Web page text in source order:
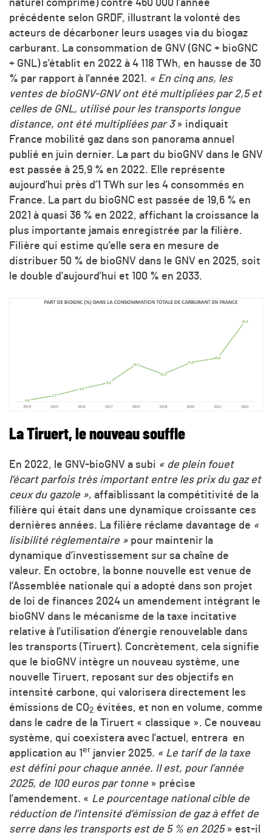
naturel comprimé) contre 460 000 l’année
précédente selon GRDF, illustrant la volonté des
acteurs de décarboner leurs usages via du biogaz
carburant. La consommation de GNV (GNC + bioGNC
+ GNL) s’établit en 2022 à 4 118 TWh, en hausse de 30
% par rapport à l’année 2021. « En cinq ans, les
ventes de bioGNV-GNV ont été multipliées par 2,5 et
celles de GNL, utilisé pour les transports longue
distance, ont été multipliées par 3» indiquait
France mobilité gaz dans son panorama annuel
publié en juin dernier. La part du bioGNV dans le GNV
est passée à 25,9 % en 2022. Elle représente
aujourd’hui près d’1 TWh sur les 4 consommés en
France. La part du bioGNC est passée de 19,6 % en
2021 à quasi 36 % en 2022, affichant la croissance la
plus importante jamais enregistrée par la filière.
Filière qui estime qu’elle sera en mesure de
distribuer 50 % de bioGNV dans le GNV en 2025, soit
le double d’aujourd’hui et 100 % en 2033.
La Tiruert, le nouveau souffle
En 2022, le GNV-bioGNV a subi « de plein fouet
l’écart parfois très important entre les prix du gaz et
ceux du gazole », affaiblissant la compétitivité de la
filière qui était dans une dynamique croissante ces
dernières années. La filière réclame davantage de «
lisibilité réglementaire » pour maintenir la
dynamique d’investissement sur sa chaîne de
valeur. En octobre, la bonne nouvelle est venue de
l’Assemblée nationale qui a adopté dans son projet
de loi de finances 2024 un amendement intégrant le
bioGNV dans le mécanisme de la taxe incitative
relative à l’utilisation d’énergie renouvelable dans
les transports (Tiruert). Concrètement, cela signifie
que le bioGNV intègre un nouveau système, une
nouvelle Tiruert, reposant sur des objectifs en
intensité carbone, qui valorisera directement les
émissions de CO2 évitées, et non en volume, comme
dans le cadre de la Tiruert « classique ». Ce nouveau
système, qui coexistera avec l’actuel, entrera en
application au 1er janvier 2025. « Le tarif de la taxe
est défini pour chaque année. Il est, pour l’année
2025, de 100 euros par tonne » précise
l’amendement. « Le pourcentage national cible de
réduction de l’intensité d’émission de gaz à effet de
serre dans les transports est de 5 % en 2025» est-il